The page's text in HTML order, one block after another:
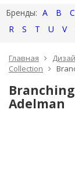
A B C
R
S T U V
Главная
Collection
Adelman